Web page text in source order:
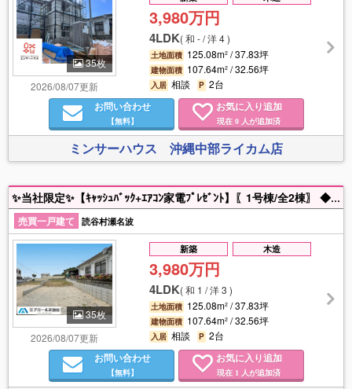
35枚
2026/08/07更新
3,980万円
4LDK(和 - / 洋 4)
土地面積 125.08m² / 37.83坪
建物面積 107.64m² / 32.56坪
入居 相談P 2台
お問い合わせ
【無料】
お気に入り追加
現在 0 人が追加済
ミンサーハウス 沖縄中部ライカム店
✨当社限定✨【ｷｬｯｼｭﾊﾞｯｸ+ｴｱｺﾝ家電ﾌﾟﾚｾﾞﾝﾄ】〖1号棟/全2棟〗 ◆当物件グループ会社出身である営業担当が最もお得な購入方法、建物に関する相談、住宅ローン等の不安事について親身に対応いたします😊 〇土日,祝もいつでも見学できます 〇家具家電も住宅ローンに組込み可 〇住宅ローン審査だけでもOK ※建物価格以外に必要な諸費用の抑え方も全力で対応させていただきますのでお気軽になんでもご相談ください！ “一生に一度の大きなお買い物✨お得に買うなら【アミール不動産】✨にお任せください！！”
売買一戸建て
読谷村瀬名波
35枚
2026/08/07更新
新築 木造
3,980万円
4LDK(和 1 / 洋 3 )
土地面積 125.08m² / 37.83坪
建物面積 107.64m² / 32.56坪
入居 相談P 2台
お問い合わせ
【無料】
お気に入り追加
現在 1 人が追加済